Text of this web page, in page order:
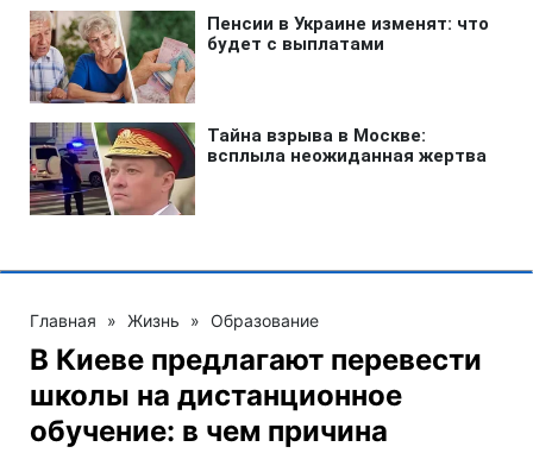
Главная » Жизнь » Образование
В Киеве предлагают перевести
школы на дистанционное
обучение: в чем причина